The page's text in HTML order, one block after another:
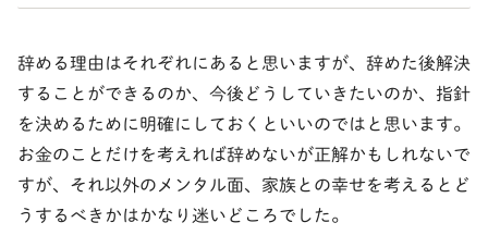
辞める理由はそれぞれにあると思いますが、辞めた後解決
することができるのか、今後どうしていきたいのか、指針
を決めるために明確にしておくといいのではと思います。
お金のことだけを考えれば辞めないが正解かもしれないで
すが、それ以外のメンタル面、家族との幸せを考えるとど
うするべきかはかなり迷いどころでした。